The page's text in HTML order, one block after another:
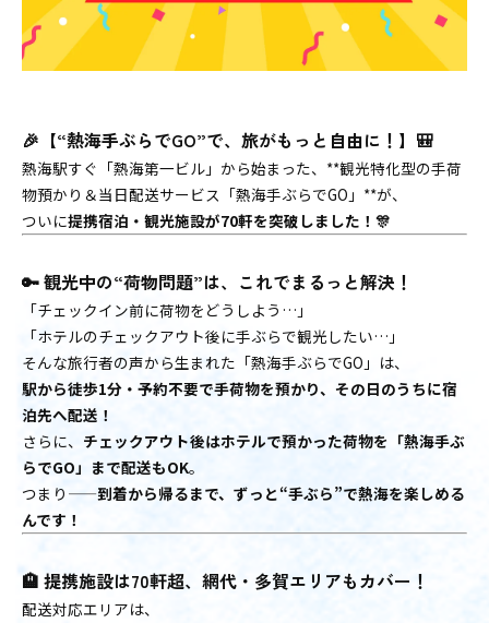
🎉【“熱海手ぶらでGO”で、旅がもっと自由に！】🎒
熱海駅すぐ「熱海第一ビル」から始まった、**観光特化型の手荷
物預かり＆当日配送サービス「熱海手ぶらでGO」**が、
ついに――提携宿泊・観光施設が70軒を突破しました！🎊
🔑 観光中の“荷物問題”は、これでまるっと解決！
「チェックイン前に荷物をどうしよう…」
「ホテルのチェックアウト後に手ぶらで観光したい…」
そんな旅行者の声から生まれた「熱海手ぶらでGO」は、
駅から徒歩1分・予約不要で手荷物を預かり、その日のうちに宿
泊先へ配送！
さらに、 チェックアウト後はホテルで預かった荷物を「熱海手ぶ
らでGO」まで配送もOK。
つまり——到着から帰るまで、ずっと“手ぶら”で熱海を楽しめる
んです！
🏨 提携施設は70軒超、網代・多賀エリアもカバー！
配送対応エリアは、